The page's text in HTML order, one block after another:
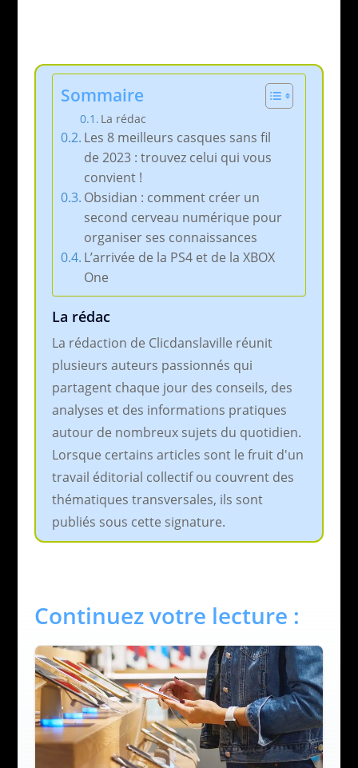
Sommaire
La rédac
Les 8 meilleurs casques sans fil
de 2023 : trouvez celui qui vous
convient !
Obsidian : comment créer un
second cerveau numérique pour
organiser ses connaissances
L’arrivée de la PS4 et de la XBOX
One
La rédac
La rédaction de Clicdanslaville réunit
plusieurs auteurs passionnés qui
partagent chaque jour des conseils, des
analyses et des informations pratiques
autour de nombreux sujets du quotidien.
Lorsque certains articles sont le fruit d'un
travail éditorial collectif ou couvrent des
thématiques transversales, ils sont
publiés sous cette signature.
Continuez votre lecture :